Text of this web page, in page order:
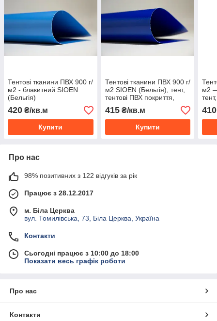
Тентові тканини ПВХ 900 г/
м2 - блакитний SIOEN
(Бельгія)
420 ₴/кв.м
Купити
Тентові тканини ПВХ 900 г/
м2 SIOEN (Бельгія), тент,
тентові ПВХ покриття,
415₴/кв.м
Купити
м2 —
410
Про нас
98% позитивних з 122 відгуків за рік
Працює з 28.12.2017
м. Біла Церква
вул. Томилівська, 73, Біла Церква, Україна
Контакти
Сьогодні працює з 10:00 до 18:00
Показати весь графік роботи
Про нас
Контакти